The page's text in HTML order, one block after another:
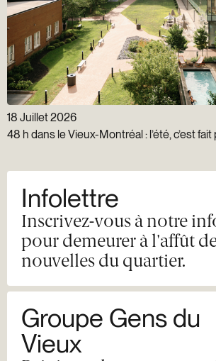
18 Juillet 2026
48 h dans le Vieux-Montréal : l’été, c’est fait
Infolettre
Inscrivez-vous à notre
pour demeurer à l'affût
nouvelles du quartier.
Groupe Gens du
Vieux